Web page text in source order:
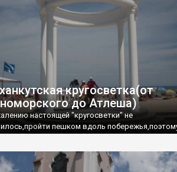
кругосветка(от
до Атлеша)
настоящей "кругосветки" не
пешком вдоль